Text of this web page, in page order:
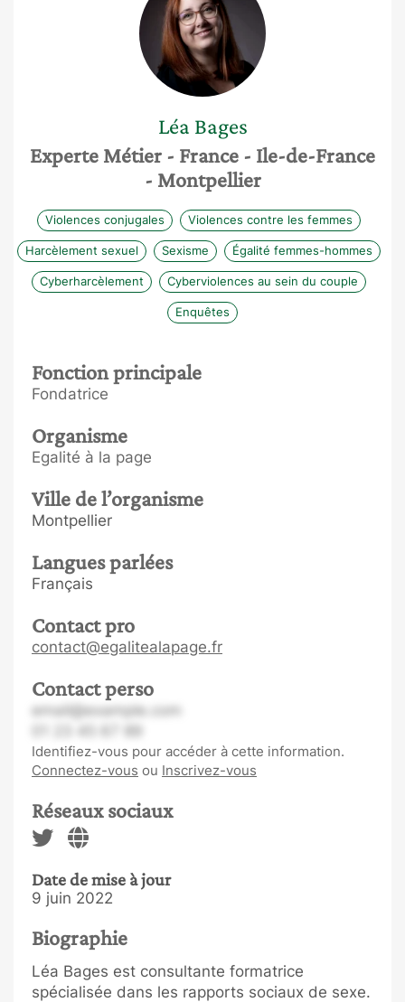
Léa Bages
Experte Métier - France - Ile-de-France
- Montpellier
Violences conjugales Violences contre les femmes
Harcèlement sexuel Sexisme Égalité femmes-hommes
Cyberharcèlement Cyberviolences au sein du couple
Enquêtes
Fonction principale
Fondatrice
Organisme
Egalité à la page
Ville de l’organisme
Montpellier
Langues parlées
Français
Contact pro
contact@egalitealapage.fr
Contact perso
email@example.com
Identifiez-vous pour accéder à cette information.
Connectez-vous ou Inscrivez-vous
Réseaux sociaux
Date de mise à jour
9 juin 2022
Biographie
Léa Bages est consultante formatrice
spécialisée dans les rapports sociaux de sexe.